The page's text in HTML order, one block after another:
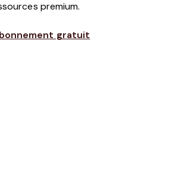
premium.
gratuit